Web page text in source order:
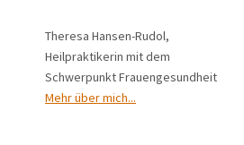
Theresa Hansen-Rudol,
Heilpraktikerin mit dem
Schwerpunkt Frauengesundheit
Mehr über mich...